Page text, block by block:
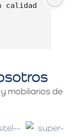
calidad
mobiliarios de